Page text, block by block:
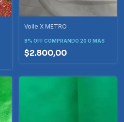
Voile X METRO
8% OFF COMPRANDO 20 O MÁS
$2.800,00